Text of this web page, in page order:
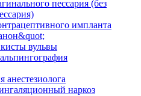
пессария (без
импланта
вульвы
анестезиолога
наркоз